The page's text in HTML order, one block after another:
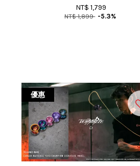
NT$ 1,799
NT$ 1,899 -5.3%
優惠